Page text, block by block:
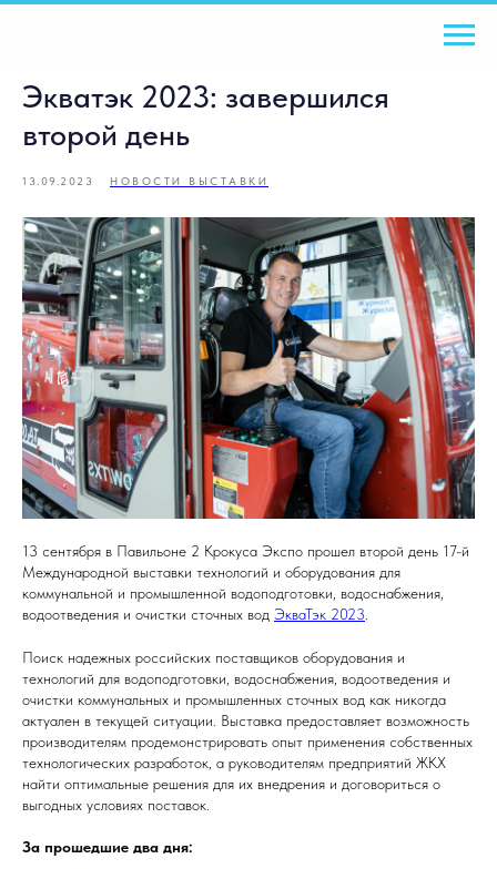
Экватэк 2023: завершился
второй день
13.09.2023 НОВОСТИ ВЫСТАВКИ
13 сентября в Павильоне 2 Крокуса Экспо прошел второй день 17-й
Международной выставки технологий и оборудования для
коммунальной и промышленной водоподготовки, водоснабжения,
водоотведения и очистки сточных вод ЭкваТэк 2023.
Поиск надежных российских поставщиков оборудования и
технологий для водоподготовки, водоснабжения, водоотведения и
очистки коммунальных и промышленных сточных вод как никогда
актуален в текущей ситуации. Выставка предоставляет возможность
производителям продемонстрировать опыт применения собственных
технологических разработок, а руководителям предприятий ЖКХ
найти оптимальные решения для их внедрения и договориться о
выгодных условиях поставок.
За прошедшие два дня: